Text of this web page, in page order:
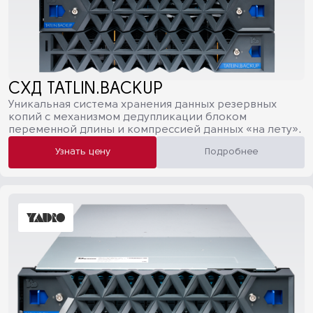
СХД TATLIN.BACKUP
Уникальная система хранения данных резервных
копий с механизмом дедупликации блоком
переменной длины и компрессией данных «на лету».
Узнать цену Подробнее